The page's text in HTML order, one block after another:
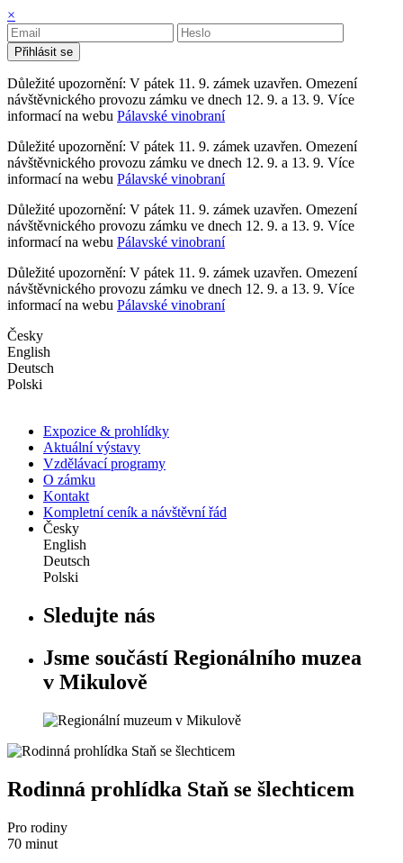
×
Přihlásit se
Důležité upozornění: V pátek 11. 9. zámek uzavřen. Omezení
návštěvnického provozu zámku ve dnech 12. 9. a 13. 9. Více
informací na webu Pálavské vinobraní
Důležité upozornění: V pátek 11. 9. zámek uzavřen. Omezení
návštěvnického provozu zámku ve dnech 12. 9. a 13. 9. Více
informací na webu Pálavské vinobraní
Důležité upozornění: V pátek 11. 9. zámek uzavřen. Omezení
návštěvnického provozu zámku ve dnech 12. 9. a 13. 9. Více
informací na webu Pálavské vinobraní
Důležité upozornění: V pátek 11. 9. zámek uzavřen. Omezení
návštěvnického provozu zámku ve dnech 12. 9. a 13. 9. Více
informací na webu Pálavské vinobraní
Česky
English
Deutsch
Polski
Expozice & prohlídky
Aktuální výstavy
Vzdělávací programy
O zámku
Kontakt
Kompletní ceník a návštěvní řád
Česky
English
Deutsch
Polski
Sledujte nás
Jsme součástí Regionálního muzea
v Mikulově
Rodinná prohlídka Staň se šlechticem
Pro rodiny
70 minut